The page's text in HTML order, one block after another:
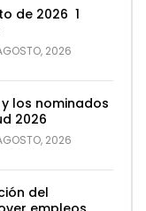
de 2026 1
2026
los nominados
2026
2026
del